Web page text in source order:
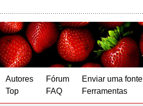
Autores
Top
Fórum
FAQ
Enviar uma fonte
Ferramentas